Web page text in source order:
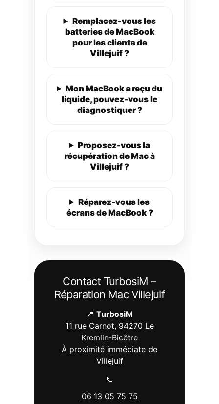
Remplacez-vous les
batteries de MacBook
pour les clients de
Villejuif ?
Mon MacBook a reçu du
liquide, pouvez-vous le
diagnostiquer ?
Proposez-vous la
récupération de Mac à
Villejuif ?
Réparez-vous les
écrans de MacBook ?
Contact TurbosiM –
Réparation Mac Villejuif
📍 TurbosiM
11 rue Carnot, 94270 Le
Kremlin-Bicêtre
À proximité immédiate de
Villejuif
📞
06 13 05 75 75